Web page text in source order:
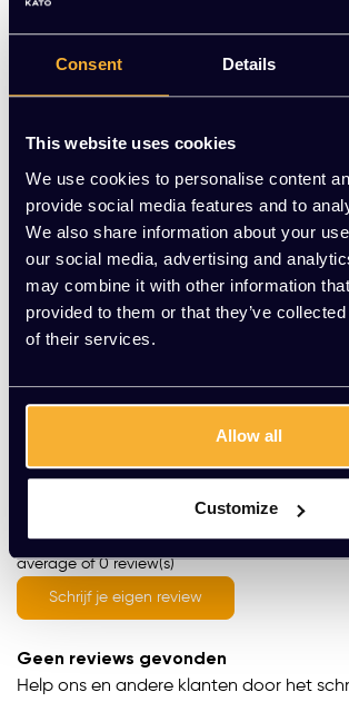
Consent Details
This website uses cookies
We use cookies to personalise content
provide social media features and to
We also share information about your
our social media, advertising and
may combine it with other information
provided to them or that they’ve
of their services.
Allow all
Customize
producten geld een minimale huurtermijn
onze voorwaarden in de
offerte aan of neem contact met ons op
Aantal - +
Vraag jouw persoonlijke
Meer dan 20 jaar ervaring
Wat onze klanten zeggen
average of 0 review(s)
Schrijf je eigen review
Geen reviews gevonden
Help ons en andere klanten door het